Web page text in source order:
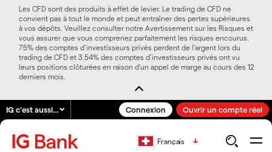
Les CFD sont des produits à effet de levier. Le trading de CFD ne
convient pas à tout le monde et peut entraîner des pertes supérieures
à vos dépôts. Veuillez consulter notre Avertissement sur les Risques et
vous assurer que vous comprenez parfaitement les risques encourus.
75% des comptes d’investisseurs privés perdent de l’argent lors du
trading de CFD et 3.54% des comptes d’investisseurs privés ont vu
leurs positions clôturées en raison d’un appel de marge au cours des 12
derniers mois.
IG c'est aussi… Connexion Ouvrir un compte réel
Français